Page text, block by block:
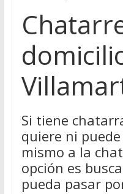
Si tiene
quiere ni
mismo a la
opción es
pueda pasar